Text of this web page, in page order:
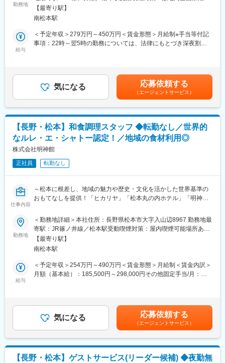
種以上と幅広く、色んな人との出会いを楽しめる人におすすめな
求人です！
でも安心して活躍できる環境です。
所などの事業を展開。「松本の歴史ある建物を後世に」という思
いを大切に、『Sense of Place（その土地ならでの感覚を味わえ
る）』なサービスを展開。
・1931年～の歴史ある『扉温泉明神館』や、松本の歴史的な名門
商家をリノベーションした『レストランヒカリヤ』（日本料理・
フレンチ）、松本城に最も近くて登録有形文化財の旧第一勧業銀
行を改装した『松本丸の内ホテル』などを運営。
・その他、その土地ならではの雰囲気や特徴を生かして、里山の
伝統や自然を体験できる『Satoyama villa』の古民家や、歴史ある
空間で結婚式ができるウエディング事業なども展開しておりま
「扉温泉・明神館」で旅館接客スタッフとして、ナイトフロント
業務（予約受付・チェックイン・チェックアウト）をお任せしま
す。
・夜間・早朝におけるお客様への対応（電話応対含む）
※夜勤手当アリ
ト」の『扉温泉 明神館』です！厳格な審査をクリアしたホテル・
レストランだけが認められる「ルレ・エ・シャトー」に認定！日
本では稀有であり、全国各地のお客様にご利用いただいておりま
す。
■英語スキルが生かせる◎
未経験であっても英語力を活かしたい方であれば活躍できる環境
です◎
≪資格手当（ＴＯＥＩＣ）≫
・６００点以上：１万円
・８００点以上：３万円
■扉グループの魅力・特徴
当社は『Sense of Place（その土地の感覚が味わえるウェルネス
ディング・古民家宿泊・福祉事業所などを展開しております。
・1931年～の歴史ある「扉温泉・明神館」や、松本の歴史的な名
『ヒカリヤニシ』は、厳格な審査をクリアしたホテル・レストラ
ンだけが認められる「ルレ・エ・シャトー」に認定！）
・その他、その土地ならではの雰囲気や特徴を生かして、里山の
伝統や自然を体験できるの古民家宿泊施設や、歴史ある空間で結
婚式ができるウエディング事業なども展開しております。
勤務地
更の範囲：会社の定める事業所
【最寄り駅】
南松本駅
給与
＜予定年収＞279万円～450万円＜賃金形態＞月給制※手当等付記
事項：22時～翌5時の勤務については、法律にもとづき深夜割増
＞■昇給：あり■賞与：あり■明神館手当：3,000～8,000円■夜勤手
当：44,000円■資格手当に関してＴＯＥＩＣの点数により手当額
は決定します。（６００点以上 ：１万円、７５０点以上 ：２万
円、８００点以上：３万円）賃金はあくまでも目安の金額であ
り、選考を通じて上下する可能性があります。月給(月額)は固定手
当を含めた表記です。
気になる 応募依頼する
（エージェントサービス）
【長野・松本】和食調理スタッフ ◆転勤なし／世界的
なルレ・エ・シャトー認定！／地域の食材利用◎
株式会社明神館
正社員 転勤なし
仕事内容
～松本に根差し、地域の魅力や歴史・文化を活かした世界基準の
おもてなしを提供！「ヒカリヤ」「松本丸の内ホテル」「明神
■職務内容
明神館の和食ダイニング「信州ダイニングＴＯＢＩＲＡ」（和食
料理）での調理業務をお任せします。
【業務例】材料準備／仕込み／調理／盛り付け／新メニュー考案
※ご経験によりお任せする内容は変わりますが、経験を積むと新メ
松本の豊かな農産物を厳選し、旬の地場産食材をふんだんに用い
たお料理の数々を、国内・海外からお越しのお客様にご提供する
お仕事です。世界的なホテル・レストランの会員組織『ルレ・
■施設の魅力・特徴
勤務地
＜勤務地詳細＞本社住所：長野県松本市大字入山辺8967 勤務地最
寄駅：JR篠ノ井線／松本駅受動喫煙対策：屋内喫煙可能場所あり
変更の範囲：会社の定める事業所
【最寄り駅】
南松本駅
給与
＜予定年収＞254万円～490万円＜賃金形態＞月給制＜賃金内訳＞
月額（基本給）：185,500円～298,000円その他固定手当/月：
＞有＜残業手当＞有＜給与補足＞■昇給：あり■賞与：あり賃金は
あくまでも目安の金額であり、選考を通じて上下する可能性があ
ります。月給(月額)は固定手当を含めた表記です。
気になる 応募依頼する
（エージェントサービス）
【長野・松本】ゲストサービス(リーダー候補) ◆夜勤無